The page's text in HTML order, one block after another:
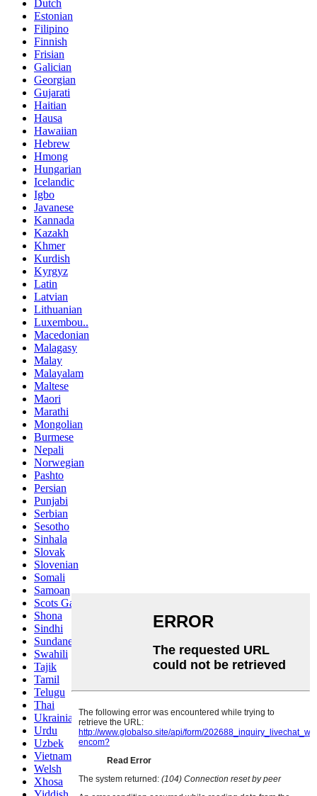
Dutch
Estonian
Filipino
Finnish
Frisian
Galician
Georgian
Gujarati
Haitian
Hausa
Hawaiian
Hebrew
Hmong
Hungarian
Icelandic
Igbo
Javanese
Kannada
Kazakh
Khmer
Kurdish
Kyrgyz
Latin
Latvian
Lithuanian
Luxembou..
Macedonian
Malagasy
Malay
Malayalam
Maltese
Maori
Marathi
Mongolian
Burmese
Nepali
Norwegian
Pashto
Persian
Punjabi
Serbian
Sesotho
Sinhala
Slovak
Slovenian
Somali
Samoan
Scots Gaelic
Shona
Sindhi
Sundanese
Swahili
Tajik
Tamil
Telugu
Thai
Ukrainian
Urdu
Uzbek
Vietnamese
Welsh
Xhosa